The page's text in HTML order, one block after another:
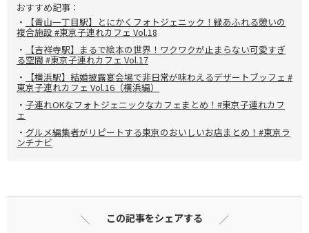
おすすめ記事：
・
【青山一丁目駅】とにかくフォトジェニック！緑あふれる憩いの
複合施設 #東京子連れカフェ Vol.18
・
【吉祥寺駅】まるで絵本の世界！ワクワクが止まらない可愛すぎ
る空間 #東京子連れカフェ Vol.17
・
【横浜駅】結婚披露宴会場で非日常が味わえるデザートブッフェ #
東京子連れカフェ Vol.16（横浜編）
・ 子連れOKなフォトジェニックなカフェまとめ！#東京子連れカフ
ェ
・ グルメ編集者がリピートする東京のおいしいお店まとめ！#東京ラ
ンチナビ
この記事をシェアする